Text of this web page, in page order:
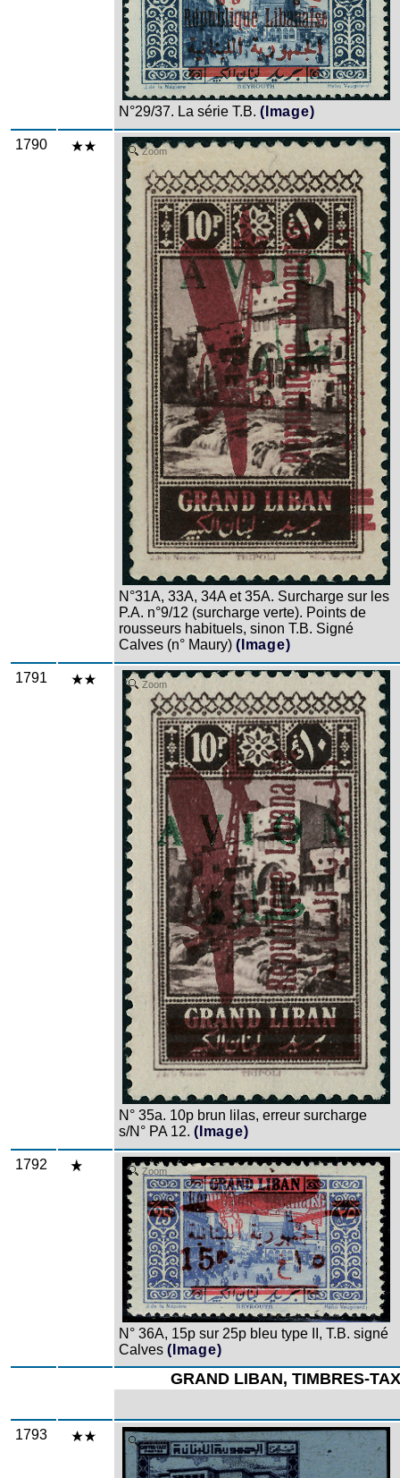
N°29/37. La série T.B. (Image)
1790 Zoom
N°31A, 33A, 34A et 35A. Surcharge sur les
P.A. n°9/12 (surcharge verte). Points de
rousseurs habituels, sinon T.B. Signé
Calves (n° Maury) (Image)
1791 Zoom
N° 35a. 10p brun lilas, erreur surcharge
s/N° PA 12. (Image)
1792 Zoom
N° 36A, 15p sur 25p bleu type II, T.B. signé
Calves (Image)
GRAND LIBAN, TIMBRES-
1793 Zoom